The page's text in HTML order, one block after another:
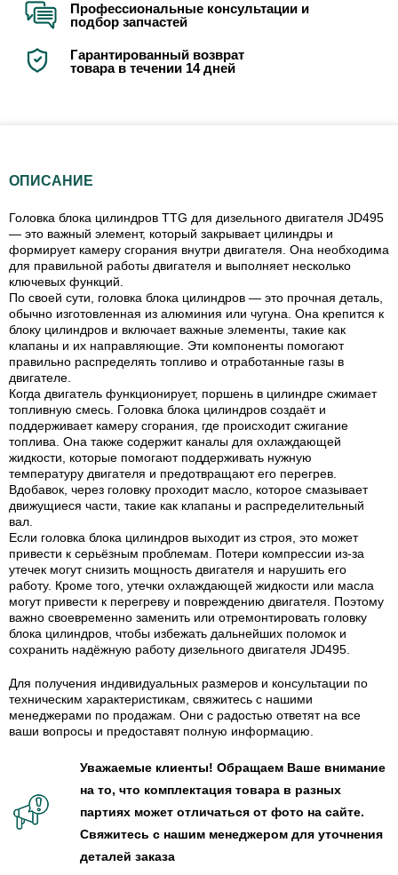
Профессиональные консультации и
подбор запчастей
Гарантированный возврат
товара в течении 14 дней
ОПИСАНИЕ
Головка блока цилиндров TTG для дизельного двигателя JD495
— это важный элемент, который закрывает цилиндры и
формирует камеру сгорания внутри двигателя. Она необходима
для правильной работы двигателя и выполняет несколько
ключевых функций.
По своей сути, головка блока цилиндров — это прочная деталь,
обычно изготовленная из алюминия или чугуна. Она крепится к
блоку цилиндров и включает важные элементы, такие как
клапаны и их направляющие. Эти компоненты помогают
правильно распределять топливо и отработанные газы в
двигателе.
Когда двигатель функционирует, поршень в цилиндре сжимает
топливную смесь. Головка блока цилиндров создаёт и
поддерживает камеру сгорания, где происходит сжигание
топлива. Она также содержит каналы для охлаждающей
жидкости, которые помогают поддерживать нужную
температуру двигателя и предотвращают его перегрев.
Вдобавок, через головку проходит масло, которое смазывает
движущиеся части, такие как клапаны и распределительный
вал.
Если головка блока цилиндров выходит из строя, это может
привести к серьёзным проблемам. Потери компрессии из-за
утечек могут снизить мощность двигателя и нарушить его
работу. Кроме того, утечки охлаждающей жидкости или масла
могут привести к перегреву и повреждению двигателя. Поэтому
важно своевременно заменить или отремонтировать головку
блока цилиндров, чтобы избежать дальнейших поломок и
сохранить надёжную работу дизельного двигателя JD495.
Для получения индивидуальных размеров и консультации по
техническим характеристикам, свяжитесь с нашими
менеджерами по продажам. Они с радостью ответят на все
ваши вопросы и предоставят полную информацию.
Уважаемые клиенты! Обращаем Ваше внимание
на то, что комплектация товара в разных
партиях может отличаться от фото на сайте.
Свяжитесь с нашим менеджером для уточнения
деталей заказа